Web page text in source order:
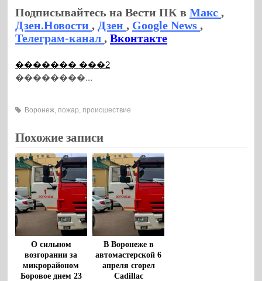
Подписывайтесь на Вести ПК вМакс,
Дзен.Новости, Дзен, Google News,
Телеграм-канал,Вконтакте
������� ���2
��������...
Воронеж, пожар, происшествие
Похожие записи
О сильном
возгорании за
микрорайоном
Боровое днем 23
В Воронеже в
автомастерской 6
апреля сгорел
Cadillac